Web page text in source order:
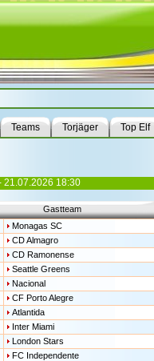
Teams Torjäger Top Elf
21.07.2026 18:30
Gastteam
Monagas SC
CD Almagro
CD Ramonense
Seattle Greens
Nacional
CF Porto Alegre
Atlantida
Inter Miami
London Stars
FC Independente